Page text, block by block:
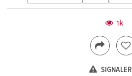
1k
SIGNALER